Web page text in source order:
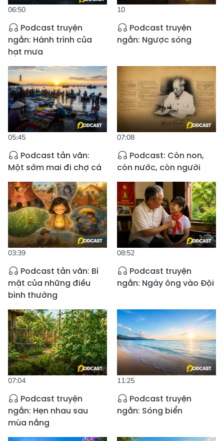
06:50
Podcast truyện
ngắn: Hành trình của
hạt mưa
10
Podcast truyện
ngắn: Ngược sóng
05:45
Podcast tản văn:
Một sớm mai đi chợ cá
07:08
Podcast: Còn non,
còn nước, còn người
03:39
Podcast tản văn: Bí
mật của những điều
bình thường
08:52
Podcast truyện
ngắn: Ngày ông vào Đội
07:04
Podcast truyện
ngắn: Hẹn nhau sau
mùa nắng
11:25
Podcast truyện
ngắn: Sóng biển